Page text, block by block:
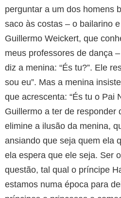
perguntar a um dos homens
saco às costas – o bailarino
Guillermo Weickert, que
meus professores de dança
diz a menina: “És tu?”. Ele
sou eu”. Mas a menina
que acrescenta: “És tu o Pai
Guillermo a ter de responder
elimine a ilusão da menina,
ansiando que seja quem ela
ela espera que ele seja. Ser
questão, tal qual o príncipe
estamos numa época para